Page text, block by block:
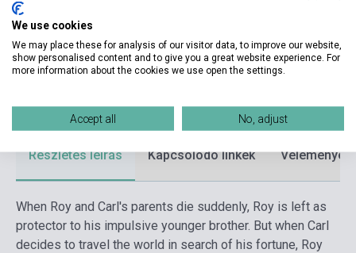
Kiadási év 2022
Formátum Könyv
Részletes leírás Kapcsolódó linkek Vélemények
When Roy and Carl's parents die suddenly, Roy is left as
protector to his impulsive younger brother. But when Carl
decides to travel the world in search of his fortune, Roy
We use cookies
We may place these for analysis of our visitor data, to improve our website,
show personalised content and to give you a great website experience. For
more information about the cookies we use open the settings.
Accept all No, adjust